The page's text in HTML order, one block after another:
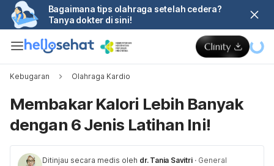
Bagaimana tips olahraga setelah cedera?
Tanya dokter di sini!
Kebugaran Olahraga Kardio
Membakar Kalori Lebih Banyak
dengan 6 Jenis Latihan Ini!
Ditinjau secara medis oleh dr. Tania Savitri · General